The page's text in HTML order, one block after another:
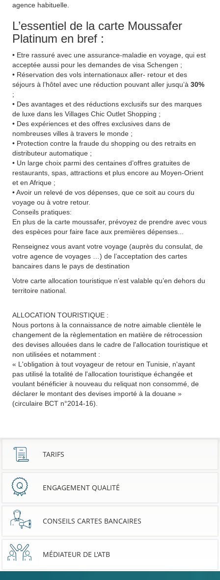
agence habituelle.
L’essentiel de la carte Moussafer
Platinum en bref :
• Etre rassuré avec une assurance-maladie en voyage, qui est
acceptée aussi pour les demandes de visa Schengen ;
• Réservation des vols internationaux aller- retour et des
séjours à l’hôtel avec une réduction pouvant aller jusqu’à 30%
;
• Des avantages et des réductions exclusifs sur des marques
de luxe dans les Villages Chic Outlet Shopping ;
• Des expériences et des offres exclusives dans de
nombreuses villes à travers le monde ;
• Protection contre la fraude du shopping ou des retraits en
distributeur automatique ;
• Un large choix parmi des centaines d’offres gratuites de
restaurants, spas, attractions et plus encore au Moyen-Orient
et en Afrique ;
• Avoir un relevé de vos dépenses, que ce soit au cours du
voyage ou à votre retour.
Conseils pratiques:
En plus de la carte moussafer, prévoyez de prendre avec vous
des espèces pour faire face aux premières dépenses...
Renseignez vous avant votre voyage (auprès du consulat, de
votre agence de voyages …) de l’acceptation des cartes
bancaires dans le pays de destination
Votre carte allocation touristique n’est valable qu’en dehors du
territoire national.
ALLOCATION TOURISTIQUE :
Nous portons à la connaissance de notre aimable clientèle le
changement de la règlementation en matière de rétrocession
des devises allouées dans le cadre de l'allocation touristique et
non utilisées et notamment :
« L'obligation à tout voyageur de retour en Tunisie, n'ayant
pas utilisé la totalité de l'allocation touristique échangée et
voulant bénéficier à nouveau du reliquat non consommé, de
déclarer le montant des devises importé à la douane »
(circulaire BCT n°2014-16).
TARIFS
ENGAGEMENT QUALITÉ
CONSEILS CARTES BANCAIRES
MÉDIATEUR DE L'ATB